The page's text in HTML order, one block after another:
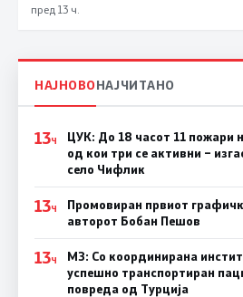
пред 13 ч.
НАЈНОВОНАЈЧИТАНО
13Ч
ЦУК: До 18 часот 11 пожари
од кои три се активни –
село Чифлик
13Ч
Промовиран првиот
авторот Бобан Пешов
13Ч
МЗ: Со координирана
успешно транспортиран
повреда од Турција